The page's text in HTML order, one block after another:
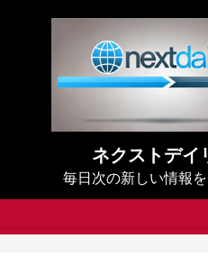
ネクストデイ
毎日次の新しい情報を